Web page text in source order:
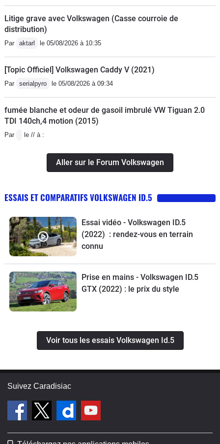
Litige grave avec Volkswagen (Casse courroie de
distribution)
Par aktarl le 05/08/2026 à 10:35
[Topic Officiel] Volkswagen Caddy V (2021)
Par serialpyro le 05/08/2026 à 09:34
fumée blanche et odeur de gasoil imbrulé VW Tiguan 2.0
TDI 140ch,4 motion (2015)
Par le // à :
Aller sur le Forum Volkswagen
ESSAIS ET COMPARATIFS VOLKSWAGEN ID.5
Essai vidéo - Volkswagen ID.5
(2022) : rendez-vous en terrain
connu
Prise en mains - Volkswagen ID.5
GTX (2022) : le prix du style
Voir tous les essais Volkswagen Id.5
Suivez Caradisiac